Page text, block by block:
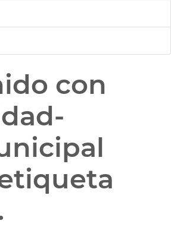
con